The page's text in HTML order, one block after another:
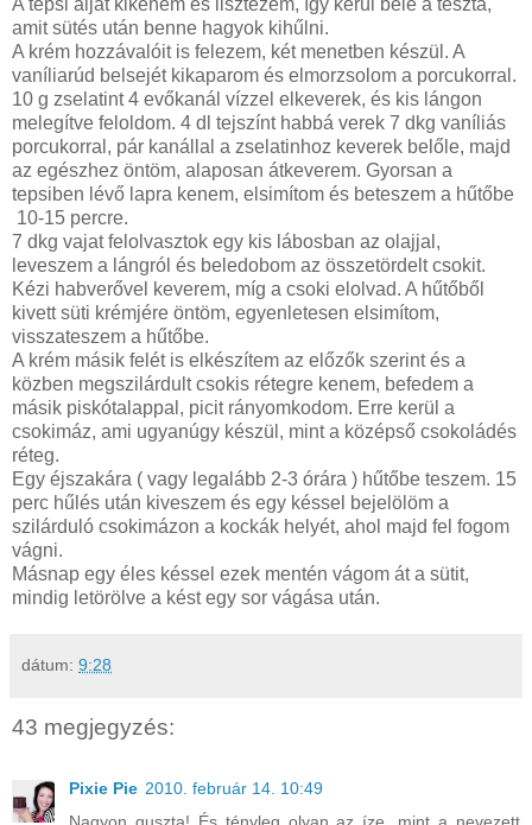
amit sütés után benne hagyok kihűlni.
A krém hozzávalóit is felezem, két menetben készül. A
vaníliarúd belsejét kikaparom és elmorzsolom a porcukorral.
10 g zselatint 4 evőkanál vízzel elkeverek, és kis lángon
melegítve feloldom. 4 dl tejszínt habbá verek 7 dkg vaníliás
porcukorral, pár kanállal a zselatinhoz keverek belőle, majd
az egészhez öntöm, alaposan átkeverem. Gyorsan a
tepsiben lévő lapra kenem, elsimítom és beteszem a hűtőbe
10-15 percre.
7 dkg vajat felolvasztok egy kis lábosban az olajjal,
leveszem a lángról és beledobom az összetördelt csokit.
Kézi habverővel keverem, míg a csoki elolvad. A hűtőből
kivett süti krémjére öntöm, egyenletesen elsimítom,
visszateszem a hűtőbe.
A krém másik felét is elkészítem az előzők szerint és a
közben megszilárdult csokis rétegre kenem, befedem a
másik piskótalappal, picit rányomkodom. Erre kerül a
csokimáz, ami ugyanúgy készül, mint a középső csokoládés
réteg.
Egy éjszakára ( vagy legalább 2-3 órára ) hűtőbe teszem. 15
perc hűlés után kiveszem és egy késsel bejelölöm a
szilárduló csokimázon a kockák helyét, ahol majd fel fogom
vágni.
Másnap egy éles késsel ezek mentén vágom át a sütit,
mindig letörölve a kést egy sor vágása után.
dátum: 9:28
43 megjegyzés:
Pixie Pie 2010. február 14. 10:49